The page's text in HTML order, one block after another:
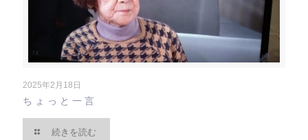
2025年2月18日
ちょっと一言
続きを読む